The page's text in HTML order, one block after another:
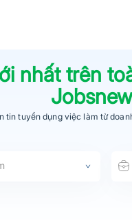
nhất trên
tin tuyển dụng việc làm từ